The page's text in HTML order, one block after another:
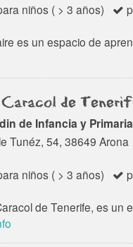
niños ( > 3 años)
es un espacio de
de
de Infancia y Primaria
Tunéz, 54, 38649 Arona
niños ( > 3 años)
de Tenerife, es un